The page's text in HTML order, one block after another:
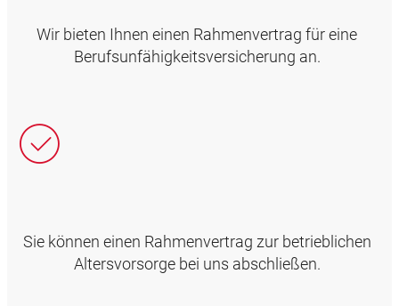
Wir bieten Ihnen einen Rahmenvertrag für eine
Berufsunfähigkeitsversicherung an.
Sie können einen Rahmenvertrag zur betrieblichen
Altersvorsorge bei uns abschließen.